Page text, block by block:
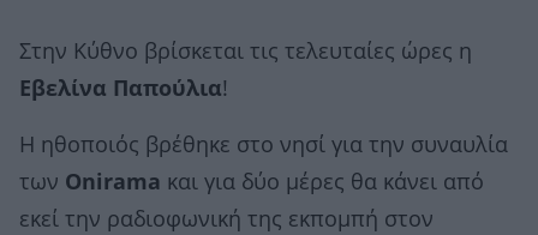
Στην Κύθνο βρίσκεται τις τελευταίες ώρες η
Εβελίνα Παπούλια!
Η ηθοποιός βρέθηκε στο νησί για την συναυλία
των Onirama και για δύο μέρες θα κάνει από
εκεί την ραδιοφωνική της εκπομπή στον